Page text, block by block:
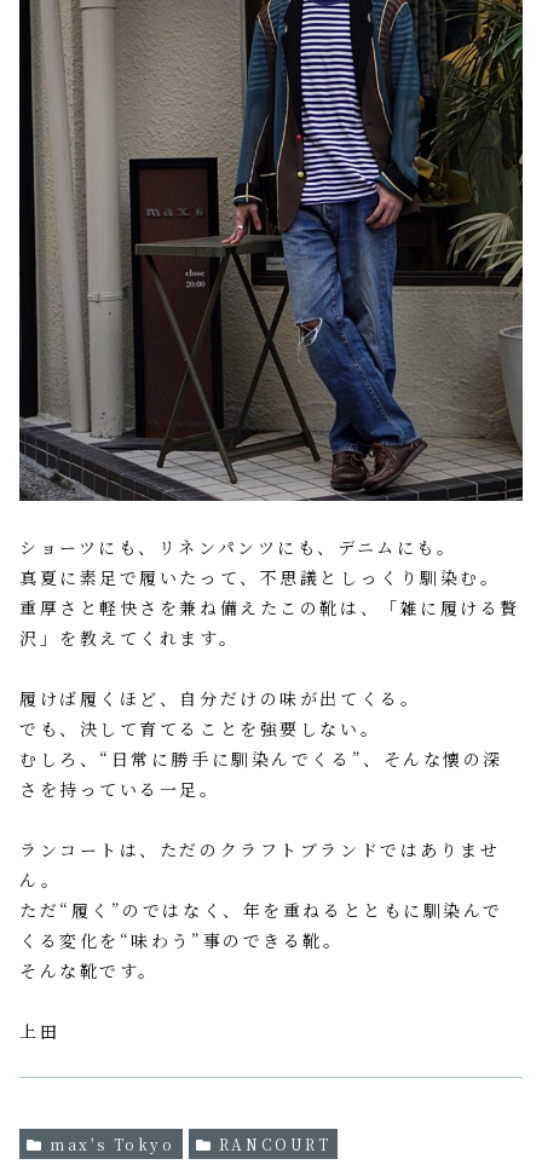
ショーツにも、リネンパンツにも、デニムにも。
真夏に素足で履いたって、不思議としっくり馴染む。
重厚さと軽快さを兼ね備えたこの靴は、「雑に履ける贅
沢」を教えてくれます。
履けば履くほど、自分だけの味が出てくる。
でも、決して育てることを強要しない。
むしろ、“日常に勝手に馴染んでくる”、そんな懐の深
さを持っている一足。
ランコートは、ただのクラフトブランドではありませ
ん。
ただ“履く”のではなく、年を重ねるとともに馴染んで
くる変化を“味わう”事のできる靴。
そんな靴です。
上田
max's Tokyo RANCOURT